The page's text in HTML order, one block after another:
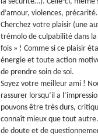
d’amour, violences,
Cherchez votre plaisir (une
trémolo de culpabilité dans
fois » ! Comme si ce plaisir
énergie et toute action
de prendre soin de soi.
Soyez votre meilleur ami !
rassurer lorsqu’il a
pouvons être très durs,
connaît mieux que tout
de doute et de